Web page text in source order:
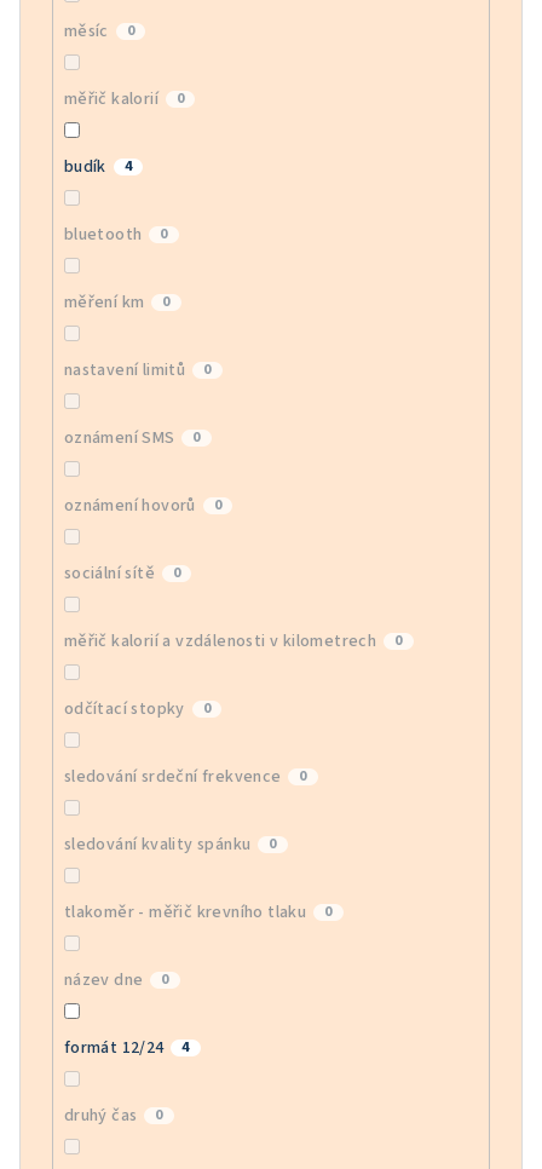
měsíc 0
měřič kalorií 0
budík 4
bluetooth 0
měření km 0
nastavení limitů 0
oznámení SMS 0
oznámení hovorů 0
sociální sítě 0
měřič kalorií a vzdálenosti v kilometrech 0
odčítací stopky 0
sledování srdeční frekvence 0
sledování kvality spánku 0
tlakoměr - měřič krevního tlaku 0
název dne 0
formát 12/24 4
druhý čas 0